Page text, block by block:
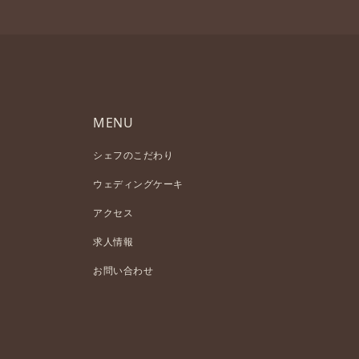
MENU
シェフのこだわり
ウェディングケーキ
アクセス
求人情報
お問い合わせ